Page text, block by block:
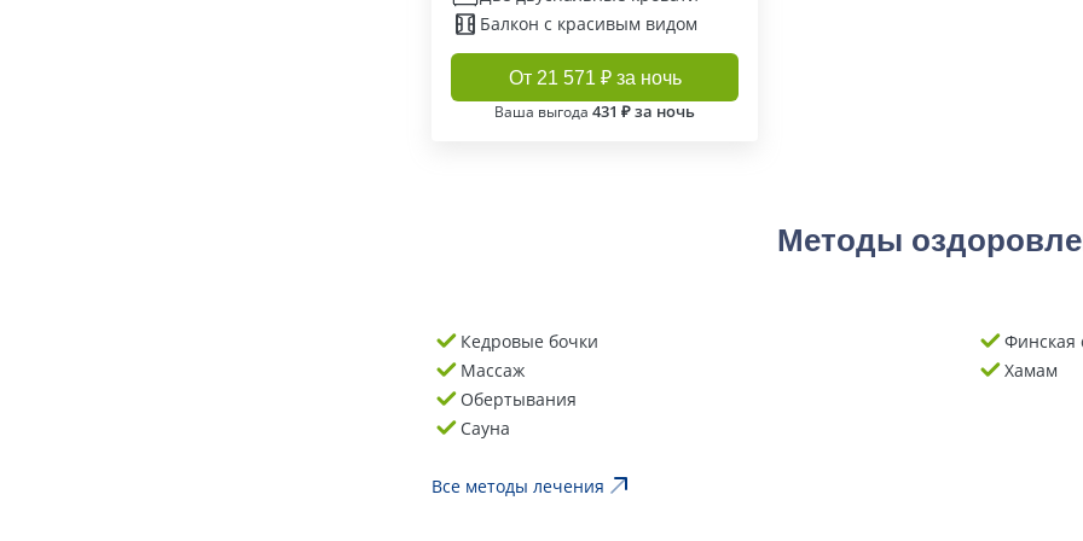
Балкон с красивым видом
От 21 571 ₽ за ночь
Ваша выгода 431 ₽ за ночь
Методы
Кедровые бочки
Массаж
Обертывания
Сауна
Финская
Хамам
Все методы лечения